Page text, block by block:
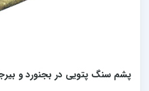
پشم سنگ پتویی در بجنورد و